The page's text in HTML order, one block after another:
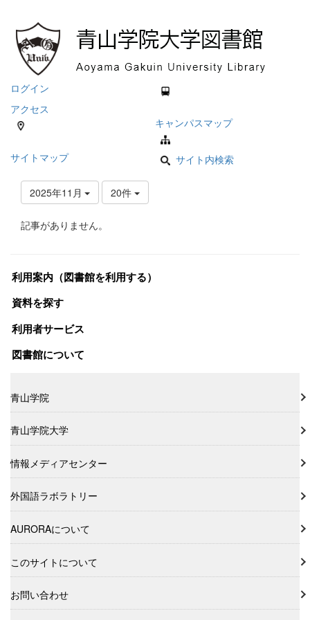
ログイン
アクセス
キャンパスマップ
サイトマップ サイト内検索
2025年11月 20件
記事がありません。
利用案内（図書館を利用する）
資料を探す
利用者サービス
図書館について
青山学院
青山学院大学
情報メディアセンター
外国語ラボラトリー
AURORAについて
このサイトについて
お問い合わせ